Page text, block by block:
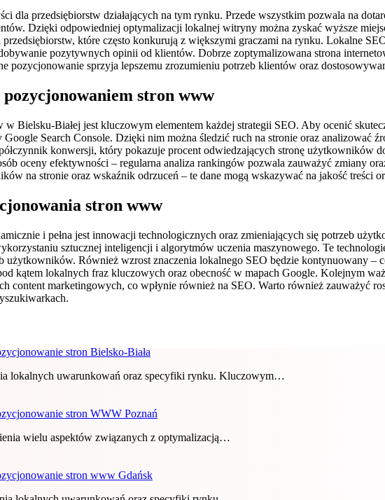
przedsiębiorstw działających na tym rynku. Przede wszystkim pozwala na
Dzięki odpowiedniej optymalizacji lokalnej witryny można zyskać wyższe
które często konkurują z większymi graczami na rynku. Lokalne
pozytywnych opinii od klientów. Dobrze zoptymalizowana strona
pozycjonowanie sprzyja lepszemu zrozumieniu potrzeb klientów oraz
stron www
Bielsku-Białej jest kluczowym elementem każdej strategii SEO. Aby ocenić
Search Console. Dzięki nim można śledzić ruch na stronie oraz analizować
konwersji, który pokazuje procent odwiedzających stronę użytkowników
oceny efektywności – regularna analiza rankingów pozwala zauważyć zmiany
na stronie oraz wskaźnik odrzuceń – te dane mogą wskazywać na jakość treści
stron www
i pełna jest innowacji technologicznych oraz zmieniających się potrzeb
sztucznej inteligencji i algorytmów uczenia maszynowego. Te
Również wzrost znaczenia lokalnego SEO będzie kontynuowany –
kątem lokalnych fraz kluczowych oraz obecność w mapach Google. Kolejnym
content marketingowych, co wpłynie również na SEO. Warto również zauważyć
stron Bielsko-Biała
lokalnych uwarunkowań oraz specyfiki rynku. Kluczowym…
stron WWW Poznań
wielu aspektów związanych z optymalizacją…
stron www Gdańsk